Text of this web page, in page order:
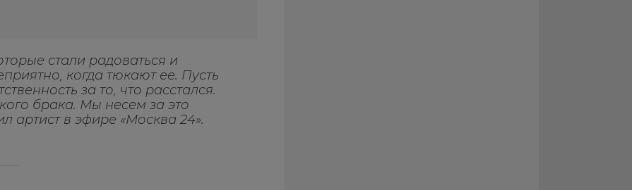
стали радоваться и
когда тюкают ее. Пусть
за то, что расстался.
брака. Мы несем за это
артист в эфире «Москва 24».